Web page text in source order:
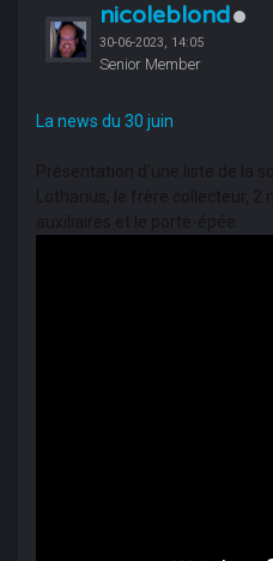
nicoleblond
30-06-2023, 14:05
Senior Member
La news du 30 juin
Présentation d'une liste de la
Lotharius, le frère collecteur, 2
auxiliaires et le porte-épée.